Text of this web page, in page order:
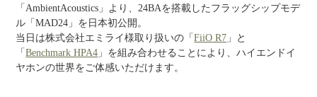
「AmbientAcoustics」より、24BAを搭載したフラッグシップモデ
ル「MAD24」を日本初公開。
当日は株式会社エミライ様取り扱いの「FiiO R7 」と
「Benchmark HPA4 」を組み合わせることにより、ハイエンドイ
ヤホンの世界をご体感いただけます。